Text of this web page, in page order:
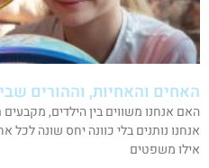
האחים והאחיות, וההורים
האם אנחנו משווים בין הילדים,
אנחנו נותנים בלי כוונה יחס שונה
אילו משפטים